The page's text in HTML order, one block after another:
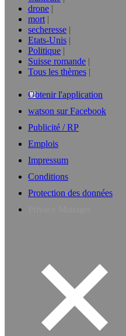
drone
mort
secheresse
Etats-Unis
Politique
Suisse romande
Tous les thèmes
Obtenir l'application
watson sur Facebook
Publicité / RP
Emplois
Impressum
Conditions
Protection des données